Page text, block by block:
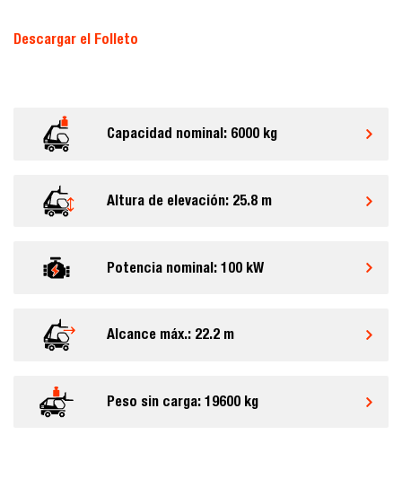
Descargar el Folleto
Capacidad nominal: 6000 kg
Altura de elevación: 25.8 m
Potencia nominal: 100 kW
Alcance máx.: 22.2 m
Peso sin carga: 19600 kg